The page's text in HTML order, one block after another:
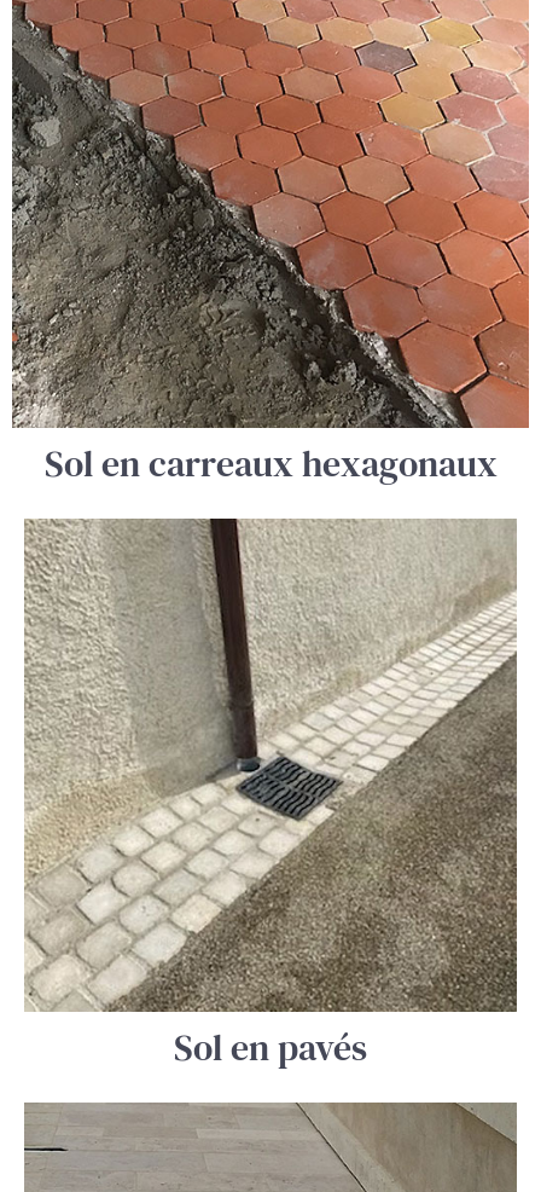
Sol en carreaux hexagonaux
Sol en pavés